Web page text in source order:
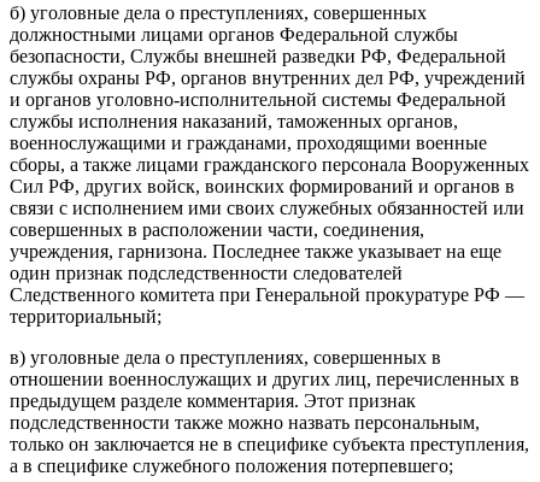
б) уголовные дела о преступлениях, совершенных
должностными лицами органов Федеральной службы
безопасности, Службы внешней разведки РФ, Федеральной
службы охраны РФ, органов внутренних дел РФ, учреждений
и органов уголовно-исполнительной системы Федеральной
службы исполнения наказаний, таможенных органов,
военнослужащими и гражданами, проходящими военные
сборы, а также лицами гражданского персонала Вооруженных
Сил РФ, других войск, воинских формирований и органов в
связи с исполнением ими своих служебных обязанностей или
совершенных в расположении части, соединения,
учреждения, гарнизона. Последнее также указывает на еще
один признак подследственности следователей
Следственного комитета при Генеральной прокуратуре РФ —
территориальный;
в) уголовные дела о преступлениях, совершенных в
отношении военнослужащих и других лиц, перечисленных в
предыдущем разделе комментария. Этот признак
подследственности также можно назвать персональным,
только он заключается не в специфике субъекта преступления,
а в специфике служебного положения потерпевшего;